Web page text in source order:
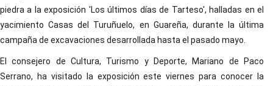
piedra a la exposición 'Los últimos días de Tarteso', halladas en el
yacimiento Casas del Turuñuelo, en Guareña, durante la última
campaña de excavaciones desarrollada hasta el pasado mayo.
El consejero de Cultura, Turismo y Deporte, Mariano de Paco
Serrano, ha visitado la exposición este viernes para conocer la